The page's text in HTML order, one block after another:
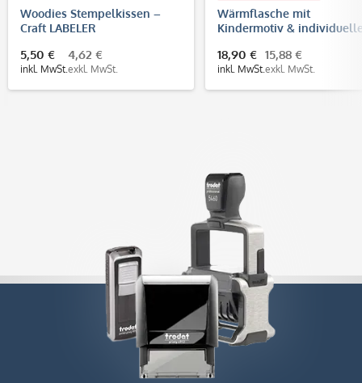
Woodies Stempelkissen –
Craft LABELER
5,50 €
inkl. MwSt.
4,62 €
exkl. MwSt.
Wärmflasche mit
Kindermotiv &
18,90 €
inkl. MwSt.
15,88 €
exkl. MwSt.